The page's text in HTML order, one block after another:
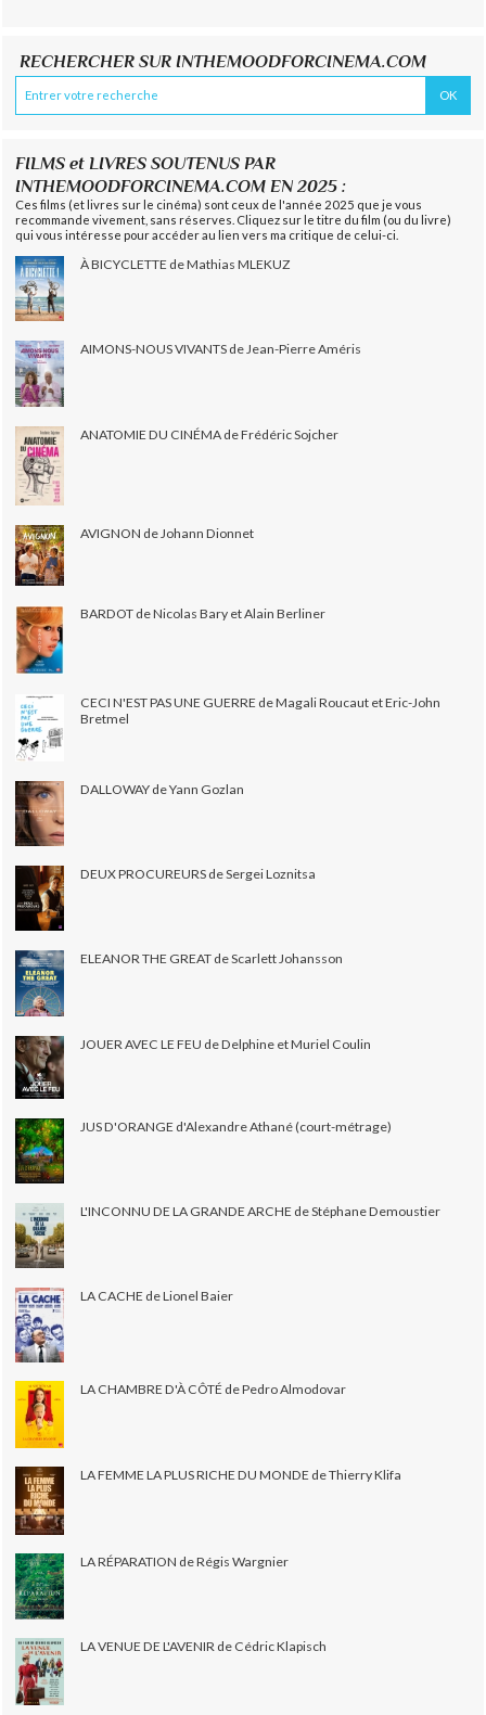
RECHERCHER SUR INTHEMOODFORCINEMA.COM
FILMS et LIVRES SOUTENUS PAR
INTHEMOODFORCINEMA.COM EN 2025 :
Ces films (et livres sur le cinéma) sont ceux de l'année 2025 que je vous
recommande vivement, sans réserves. Cliquez sur le titre du film (ou du livre)
qui vous intéresse pour accéder au lien vers ma critique de celui-ci.
À BICYCLETTE de Mathias MLEKUZ
AIMONS-NOUS VIVANTS de Jean-Pierre Améris
ANATOMIE DU CINÉMA de Frédéric Sojcher
AVIGNON de Johann Dionnet
BARDOT de Nicolas Bary et Alain Berliner
CECI N'EST PAS UNE GUERRE de Magali Roucaut et Eric-John
Bretmel
DALLOWAY de Yann Gozlan
DEUX PROCUREURS de Sergei Loznitsa
ELEANOR THE GREAT de Scarlett Johansson
JOUER AVEC LE FEU de Delphine et Muriel Coulin
JUS D'ORANGE d'Alexandre Athané (court-métrage)
L'INCONNU DE LA GRANDE ARCHE de Stéphane Demoustier
LA CACHE de Lionel Baier
LA CHAMBRE D'À CÔTÉ de Pedro Almodovar
LA FEMME LA PLUS RICHE DU MONDE de Thierry Klifa
LA RÉPARATION de Régis Wargnier
LA VENUE DE L'AVENIR de Cédric Klapisch